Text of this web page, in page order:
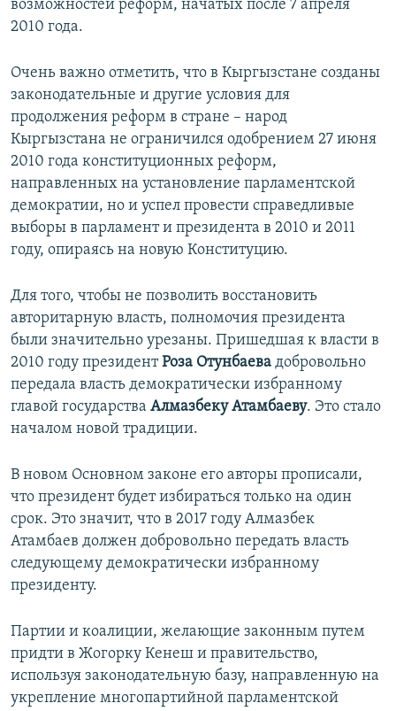
возможностей реформ, начатых после 7 апреля
2010 года.
Очень важно отметить, что в Кыргызстане созданы
законодательные и другие условия для
продолжения реформ в стране – народ
Кыргызстана не ограничился одобрением 27 июня
2010 года конституционных реформ,
направленных на установление парламентской
демократии, но и успел провести справедливые
выборы в парламент и президента в 2010 и 2011
году, опираясь на новую Конституцию.
Для того, чтобы не позволить восстановить
авторитарную власть, полномочия президента
были значительно урезаны. Пришедшая к власти в
2010 году президентРоза Отунбаева добровольно
передала власть демократически избранному
главой государства Алмазбеку Атамбаеву. Это стало
началом новой традиции.
В новом Основном законе его авторы прописали,
что президент будет избираться только на один
срок. Это значит, что в 2017 году Алмазбек
Атамбаев должен добровольно передать власть
следующему демократически избранному
президенту.
Партии и коалиции, желающие законным путем
придти в Жогорку Кенеш и правительство,
используя законодательную базу, направленную на
укрепление многопартийной парламентской